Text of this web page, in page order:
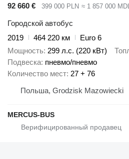
92 660 €
399 000 PLN ≈ 1 857 000
Городской автобус
2019
464 220 км
Euro 6
Мощность 299 л.с. (220 кВт)
Подвеска пневмо/пневмо
Количество мест 27 + 76
Польша, Grodzisk Mazowiecki
MERCUS-BUS